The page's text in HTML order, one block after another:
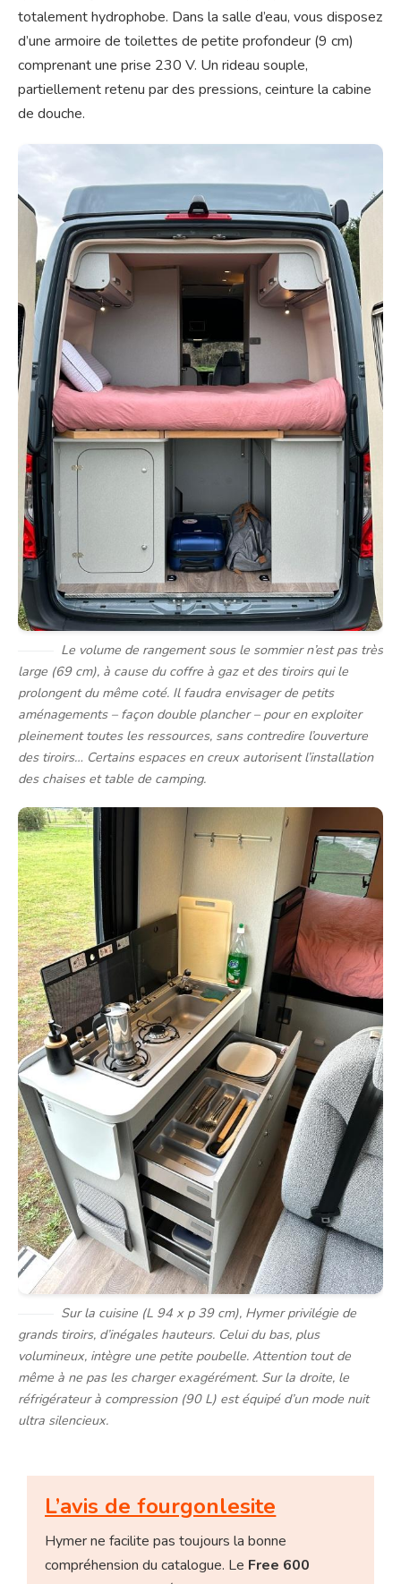
totalement hydrophobe. Dans la salle d’eau, vous disposez
d’une armoire de toilettes de petite profondeur (9 cm)
comprenant une prise 230 V. Un rideau souple,
partiellement retenu par des pressions, ceinture la cabine
de douche.
Le volume de rangement sous le sommier n’est pas très
large (69 cm), à cause du coffre à gaz et des tiroirs qui le
prolongent du même coté. Il faudra envisager de petits
aménagements – façon double plancher – pour en exploiter
pleinement toutes les ressources, sans contredire l’ouverture
des tiroirs… Certains espaces en creux autorisent l’installation
des chaises et table de camping.
Sur la cuisine (L 94 x p 39 cm), Hymer privilégie de
grands tiroirs, d’inégales hauteurs. Celui du bas, plus
volumineux, intègre une petite poubelle. Attention tout de
même à ne pas les charger exagérément. Sur la droite, le
réfrigérateur à compression (90 L) est équipé d’un mode nuit
ultra silencieux.
L’avis de fourgonlesite
Hymer ne facilite pas toujours la bonne
compréhension du catalogue. Le Free 600